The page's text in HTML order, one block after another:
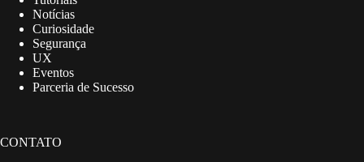
Notícias
Curiosidade
Segurança
UX
Eventos
Parceria de Sucesso
CONTATO